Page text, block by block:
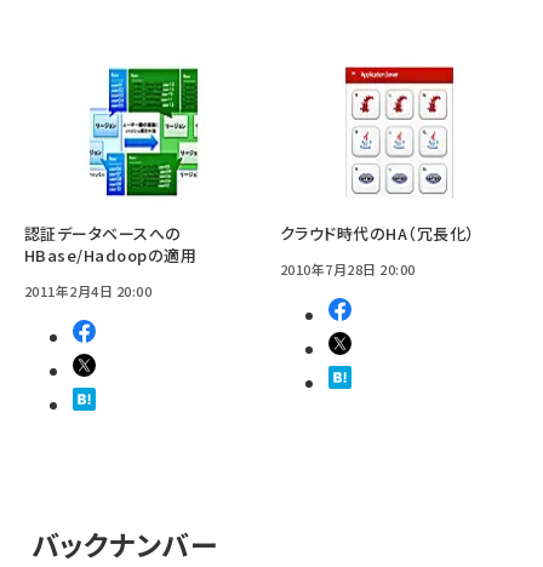
認証データベースへの
HBase/Hadoopの適用
2011年2月4日 20:00
クラウド時代のHA（冗長化）
2010年7月28日 20:00
バックナンバー